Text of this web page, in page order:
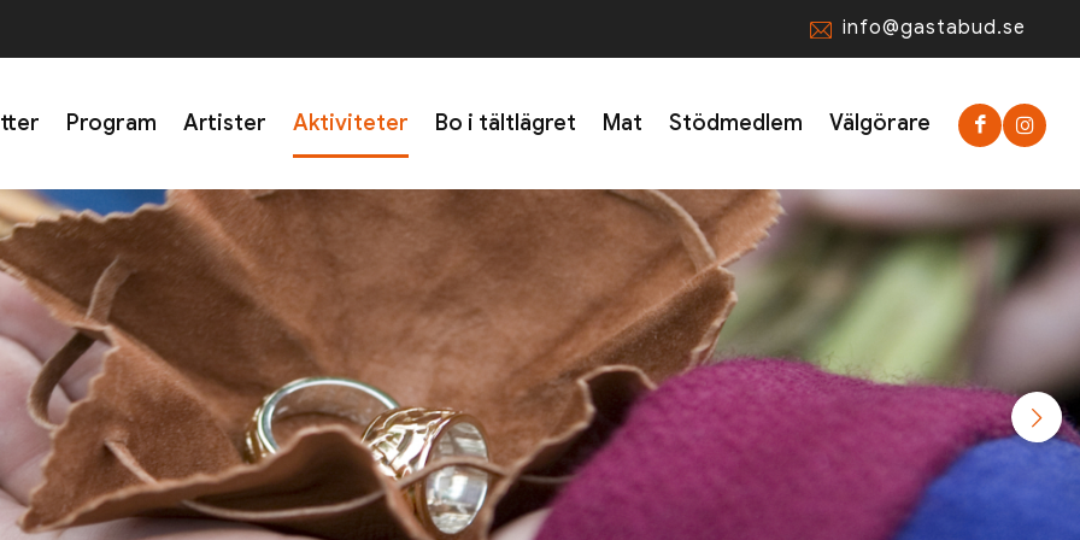
info@gastabud.se
Program Artister Aktiviteter Bo i tältlägret Mat Stödmedlem Välgörare
Nästa